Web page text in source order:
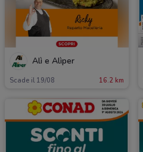
Alì e Alìper
Scade il 19/08 16.2 km